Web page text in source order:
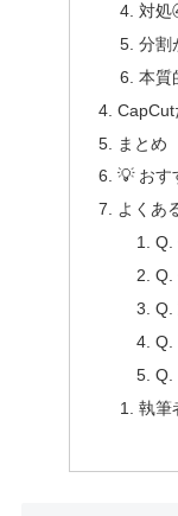
対処
分割
本質
CapCut
まとめ
💡 おす
よくあ
Q.
Q.
Q.
Q.
Q.
執筆